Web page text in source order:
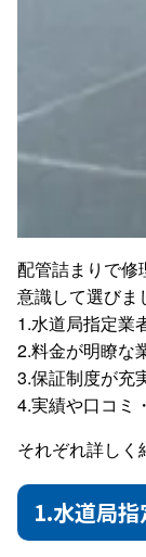
配管詰まりで修
意識して選びま
1.水道局指定業
2.料金が明瞭な
3.保証制度が充
4.実績や口コミ
それぞれ詳しく
1.水道局